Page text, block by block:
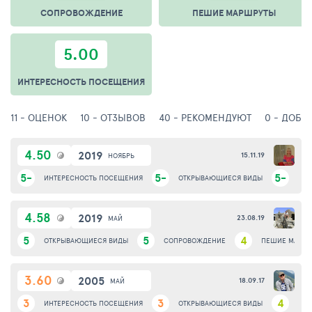
СОПРОВОЖДЕНИЕ ПЕШИЕ МАРШРУТЫ
5.00
ИНТЕРЕСНОСТЬ ПОСЕЩЕНИЯ
11 - ОЦЕНОК 10 - ОТЗЫВОВ 40 - РЕКОМЕНДУЮТ 0 -
4.50
5- ИНТЕРЕСНОСТЬ ПОСЕЩЕНИЯ 5- ОТКРЫВАЮЩИЕСЯ ВИДЫ 5-
2019 НОЯБРЬ 15.11.19
4.58
5 ОТКРЫВАЮЩИЕСЯ ВИДЫ 5 СОПРОВОЖДЕНИЕ 4 ПЕШИЕ
2019 МАЙ 23.08.19
3.60
3 ИНТЕРЕСНОСТЬ ПОСЕЩЕНИЯ 3 ОТКРЫВАЮЩИЕСЯ ВИДЫ 4
2005 МАЙ 18.09.17